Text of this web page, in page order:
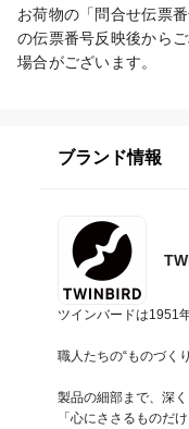
お荷物の「問合せ伝票
の伝票番号反映後から
場合がございます。
ブランド情報
ツインバードは1951
職人たちの“ものづく
製品の細部まで、深
「心にささるものだ